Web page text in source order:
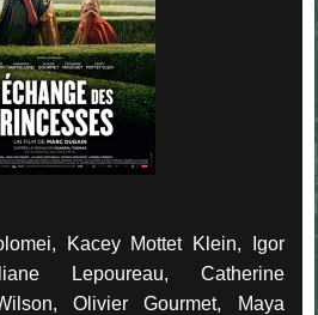
Kacey Mottet Klein, Igor
Lepoureau, Catherine
Olivier Gourmet, Maya